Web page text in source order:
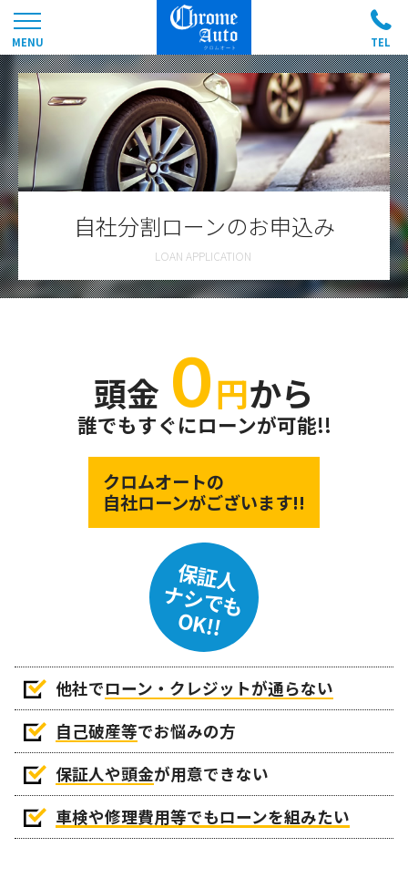
自社分割ローンのお申込み
頭金 ０円から
誰でもすぐにローンが可能!!
クロムオートの
自社ローンがございます!!
保証人
ナシでも
OK!!
他社でローン・クレジットが通らない
自己破産等でお悩みの方
保証人や頭金が用意できない
車検や修理費用等でもローンを組みたい